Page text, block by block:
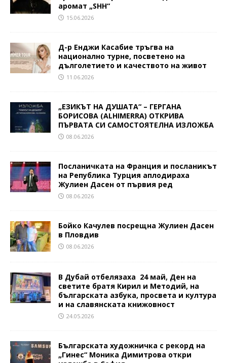
аромат „SHH“
15.06.2026
Д-р Енджи Касабие тръгва на
национално турне, посветено на
дълголетието и качеството на живот
11.06.2026
„ЕЗИКЪТ НА ДУШАТА“ – ГЕРГАНА
БОРИСОВА (ALHIMERRA) ОТКРИВА
ПЪРВАТА СИ САМОСТОЯТЕЛНА ИЗЛОЖБА
08.06.2026
Посланичката на Франция и посланикът
на Република Турция аплодираха
Жулиен Дасен от първия ред
08.06.2026
Бойко Качулев посрещна Жулиен Дасен
в Пловдив
08.06.2026
В Дубай отбелязаха 24 май, Ден на
светите братя Кирил и Методий, на
българската азбука, просвета и култура
и на славянската книжовност
24.05.2026
Българската художничка с рекорд на
„Гинес“ Моника Димитрова откри